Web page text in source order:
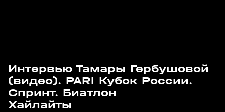
Интервью Тамары Гербушовой
(видео). PARI Кубок России.
Спринт. Биатлон
Хайлайты
29 мар, 11:39